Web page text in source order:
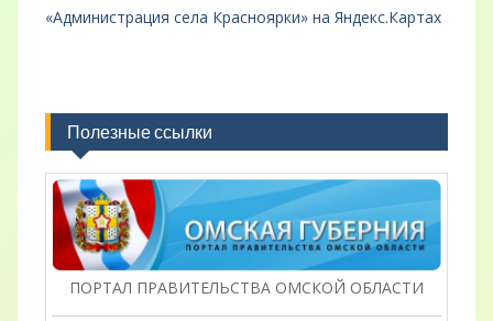
«Администрация села Красноярки» на Яндекс.Картах
Полезные ссылки
ПОРТАЛ ПРАВИТЕЛЬСТВА ОМСКОЙ ОБЛАСТИ